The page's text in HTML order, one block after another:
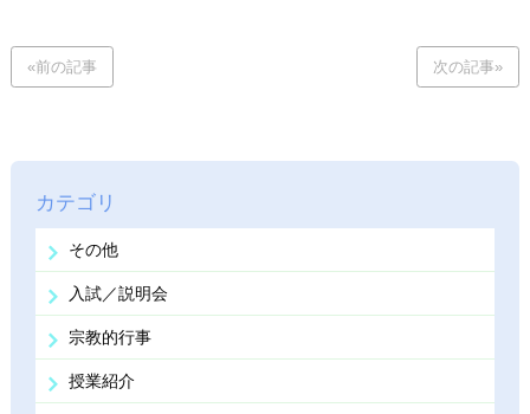
«前の記事 次の記事»
カテゴリ
その他
入試／説明会
宗教的行事
授業紹介